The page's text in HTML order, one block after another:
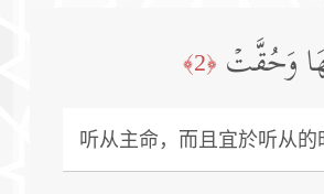
وَحُقَّتۡ ﴿2﴾
听从主命，而且宜於听从的